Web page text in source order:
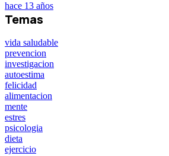
hace 13 años
Temas
vida saludable
prevencion
investigacion
autoestima
felicidad
alimentacion
mente
estres
psicologia
dieta
ejercicio